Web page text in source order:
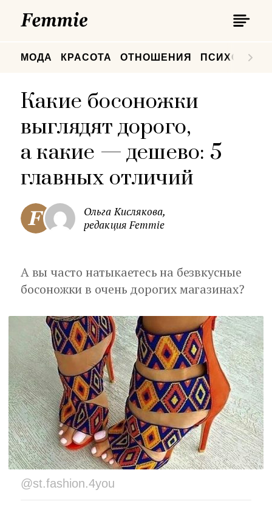
МОДА КРАСОТА ОТНОШЕНИЯ
Какие босоножки
выглядят дорого,
а какие — дешево: 5
главных отличий
Ольга Кислякова,
редакция Femmie
А вы часто натыкаетесь на безвкусные
босоножки в очень дорогих магазинах?
@st.fashion.4you